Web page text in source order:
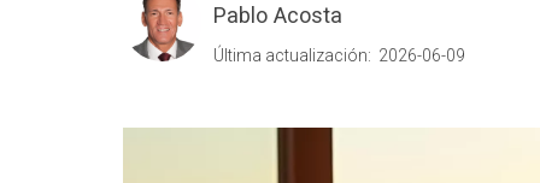
Pablo Acosta
Última actualización: 2026-06-09